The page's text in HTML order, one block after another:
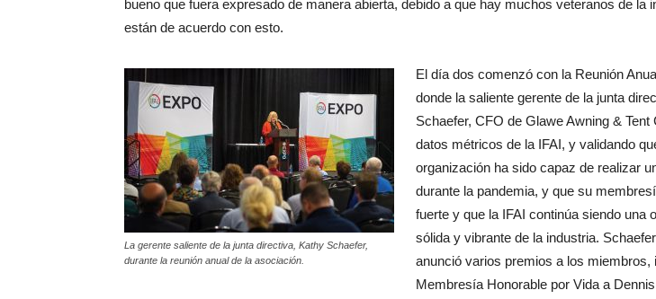
bueno que fuera expresado de manera abierta, debido a que hay muchos veteranos de la
están de acuerdo con esto.
La gerente saliente de la junta directiva, Kathy Schaefer,
durante la reunión anual de la asociación.
El día dos comenzó con la Reunión
donde la saliente gerente de la junta
Schaefer, CFO de Glawe Awning & Tent
datos métricos de la IFAI, y validando
organización ha sido capaz de realizar
durante la pandemia, y que su
fuerte y que la IFAI continúa siendo una
sólida y vibrante de la industria.
anunció varios premios a los miembros,
Membresía Honorable por Vida a